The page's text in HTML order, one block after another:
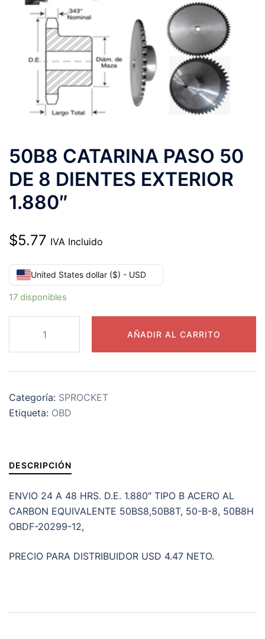
50B8 CATARINA PASO 50
DE 8 DIENTES EXTERIOR
1.880″
$5.77 IVA Incluido
United States dollar ($) - USD
17 disponibles
CATARINA
PASO
50
8
DIENTES
cantidad
AÑADIR AL CARRITO
Categoría: SPROCKET
Etiqueta: OBD
DESCRIPCIÓN
ENVIO 24 A 48 HRS. D.E. 1.880″ TIPO B ACERO AL
CARBON EQUIVALENTE 50BS8,50B8T, 50-B-8, 50B8H
OBDF-20299-12,
PRECIO PARA DISTRIBUIDOR USD 4.47 NETO.